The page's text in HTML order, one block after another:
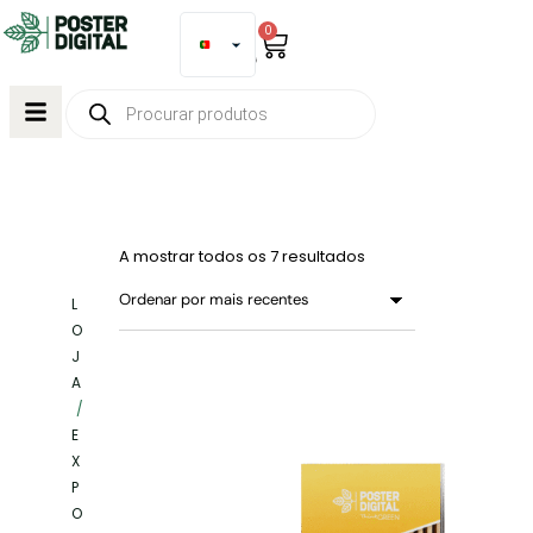
0
L
O
J
A
/
E
X
P
O
A mostrar todos os 7 resultados